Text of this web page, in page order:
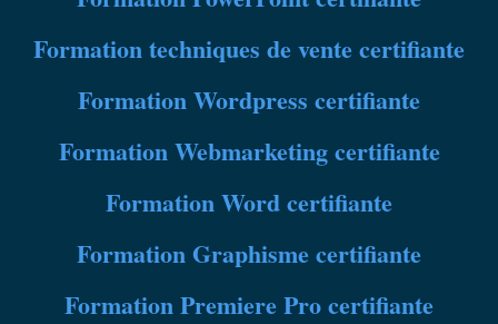
Formationtechniques de vente certifiante
FormationWordpress certifiante
FormationWebmarketing certifiante
FormationWord certifiante
FormationGraphisme certifiante
Formation Premiere Pro certifiante